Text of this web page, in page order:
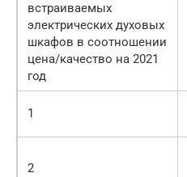
встраиваемых
электрических духовых
шкафов в соотношении
цена/качество на 2021
год
1
2